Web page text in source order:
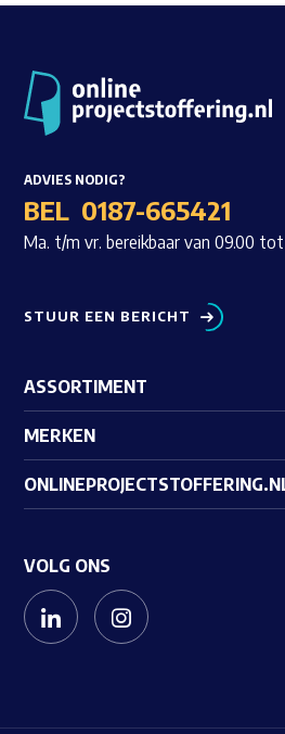
ADVIES NODIG?
BEL 0187-665421
Ma. t/m vr. bereikbaar van 09.00 tot
STUUR EEN BERICHT
ASSORTIMENT
MERKEN
VOLG ONS